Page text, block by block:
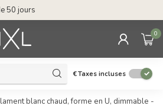
50 jours
0
€Taxes incluses
blanc chaud, forme en U, dimmable -